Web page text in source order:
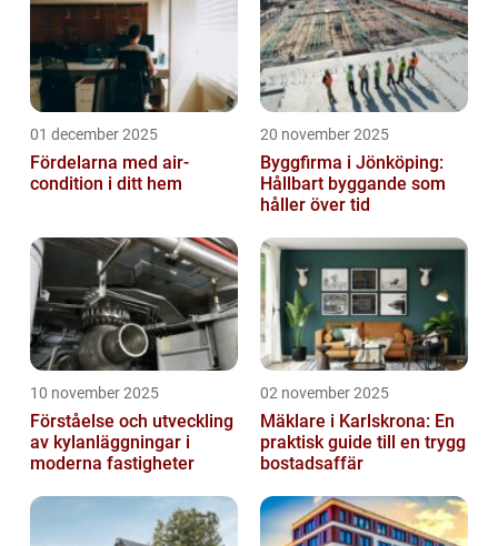
01 december 2025
Fördelarna med air-
condition i ditt hem
20 november 2025
Byggfirma i Jönköping:
Hållbart byggande som
håller över tid
10 november 2025
Förståelse och utveckling
av kylanläggningar i
moderna fastigheter
02 november 2025
Mäklare i Karlskrona: En
praktisk guide till en trygg
bostadsaffär